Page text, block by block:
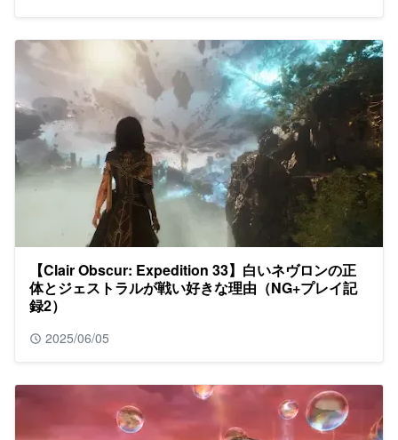
【Clair Obscur: Expedition 33】白いネヴロンの正
体とジェストラルが戦い好きな理由（NG+プレイ記
録2）
2025/06/05